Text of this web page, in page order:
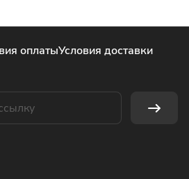
оплатыУсловия доставки